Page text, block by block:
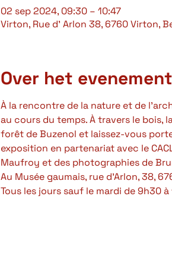
02 sep 2024, 09:30 – 10:47
Virton, Rue d' Arlon 38, 6760 Virton,
Over het evenement
À la rencontre de la nature et de
au cours du temps. À travers le bois,
forêt de Buzenol et laissez-vous
exposition en partenariat avec le
Maufroy et des photographies de
Au Musée gaumais, rue d'Arlon, 38,
Tous les jours sauf le mardi de 9h30 à